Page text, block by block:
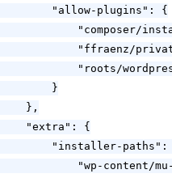
        "allow-plugins": {
"composer/
"ffraenz/
"roots/
        }
    },
    "extra": {
"installer-paths":
"wp-content/